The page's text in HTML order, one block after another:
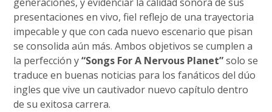
generaciones, y evidenciar la calidad sonora de sus
presentaciones en vivo, fiel reflejo de una trayectoria
impecable y que con cada nuevo escenario que pisan
se consolida aún más. Ambos objetivos se cumplen a
la perfección y“Songs For A Nervous Planet”solo se
traduce en buenas noticias para los fanáticos del dúo
ingles que vive un cautivador nuevo capítulo dentro
de su exitosa carrera.